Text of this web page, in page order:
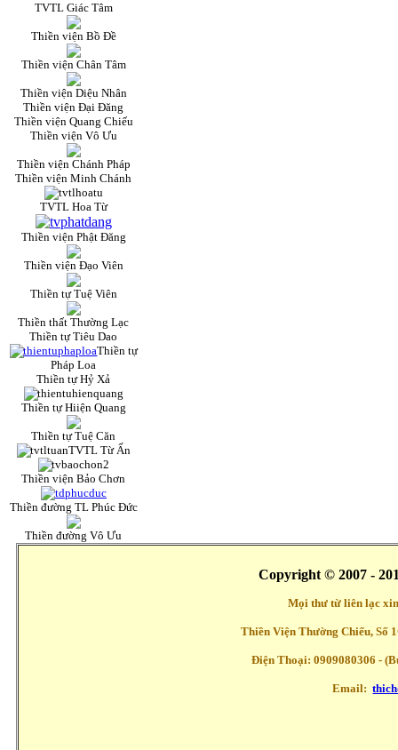
TVTL Giác Tâm
Thiền viện Bồ Đề
Thiền viện Chân Tâm
Thiền viện Diệu Nhân
Thiền viện Đại Đăng
Thiền viện Quang Chiếu
Thiền viện Vô Ưu
Thiền viện Chánh Pháp
Thiền viện Minh Chánh
TVTL Hoa Từ
Thiền viện Phật Đăng
Thiền viện Đạo Viên
Thiền tự Tuệ Viên
Thiền thất Thường Lạc
Thiền tự Tiêu Dao
Thiền tự
Pháp Loa
Thiền tự Hỷ Xả
Thiền tự Hiiện Quang
Thiền tự Tuệ Căn
TVTL Từ Ấn
Thiền viện Bảo Chơn
Thiền đường TL Phúc Đức
Thiền đường Vô Ưu
Copyright © 2007 -
Mọi thư từ liên lạc
Thiền Viện Thường Chiếu, Số
Điện Thoại: 0909080306 -
Email: